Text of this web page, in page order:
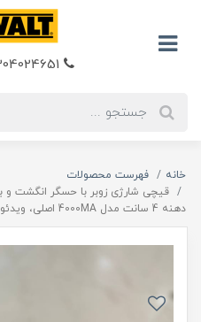
خانه
فهرست محصولات
دهنه 4 سانت مدل 4000MA اصلی، ویدئو تست پائین صفحه